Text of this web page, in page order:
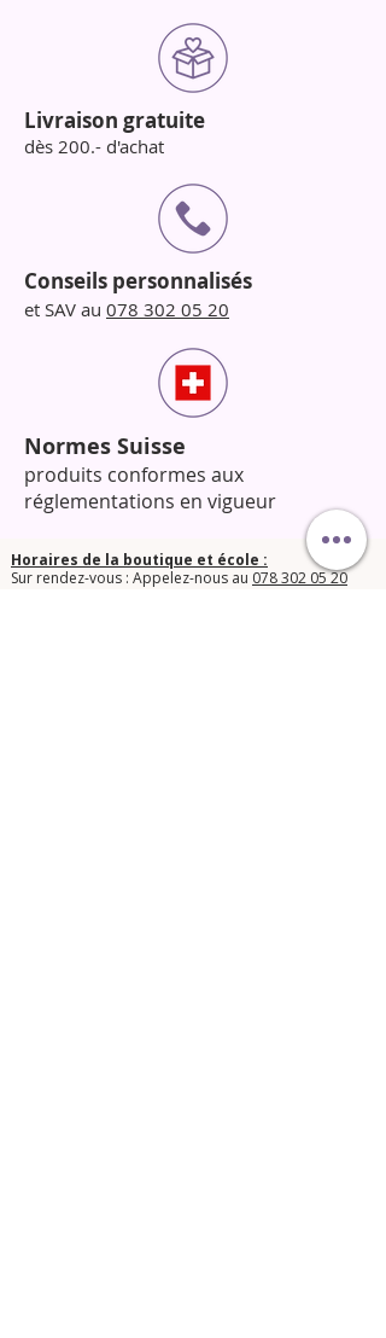
Livraison gratuite
dès 200.- d'achat
Conseils personnalisés
et SAV au 078 302 05 20
Normes Suisse
produits conformes aux
réglementations en vigueur
Horaires de la boutique et école :
Sur rendez-vous : Appelez-nous au 078 302 05 20